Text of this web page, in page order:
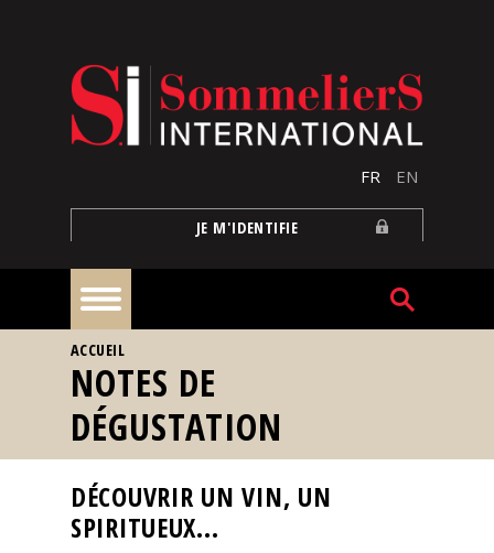
FR EN
JE M'IDENTIFIE
À
la
une
Reportages
Nos
VOUS ÊTES ICI
ACCUEIL
NOTES DE
DÉGUSTATION
DÉCOUVRIR UN VIN, UN
SPIRITUEUX...